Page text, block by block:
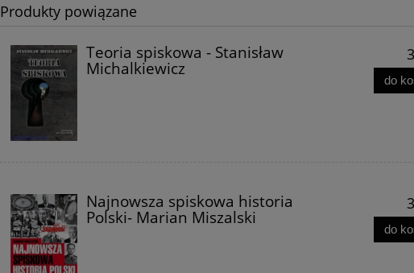
Produkty powiązane
Teoria spiskowa - Stanisław
Michalkiewicz
do
Najnowsza spiskowa historia
Polski- Marian Miszalski
do